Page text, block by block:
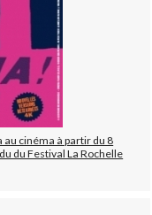
cinéma à partir du 8
du Festival La Rochelle